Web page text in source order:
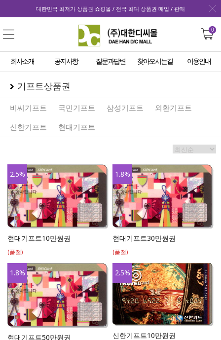
대한민국 최저가 상품권 쇼핑몰 / 전국 최대 상품권 매입 / 판매
0
회사소개 공지사항 질문과답변 찾아오시는길 이용안내
기프트상품권
비씨기프트 국민기프트 삼성기프트
외환기프트
신한기프트
현대기프트
2.5%
현대기프트10만원권
(품절)
1.8%
현대기프트30만원권
(품절)
1.8%
현대기프트50만원권
2.5%
신한기프트10만원권